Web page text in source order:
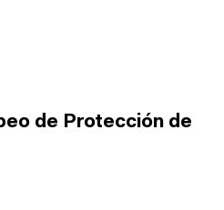
de Protección de